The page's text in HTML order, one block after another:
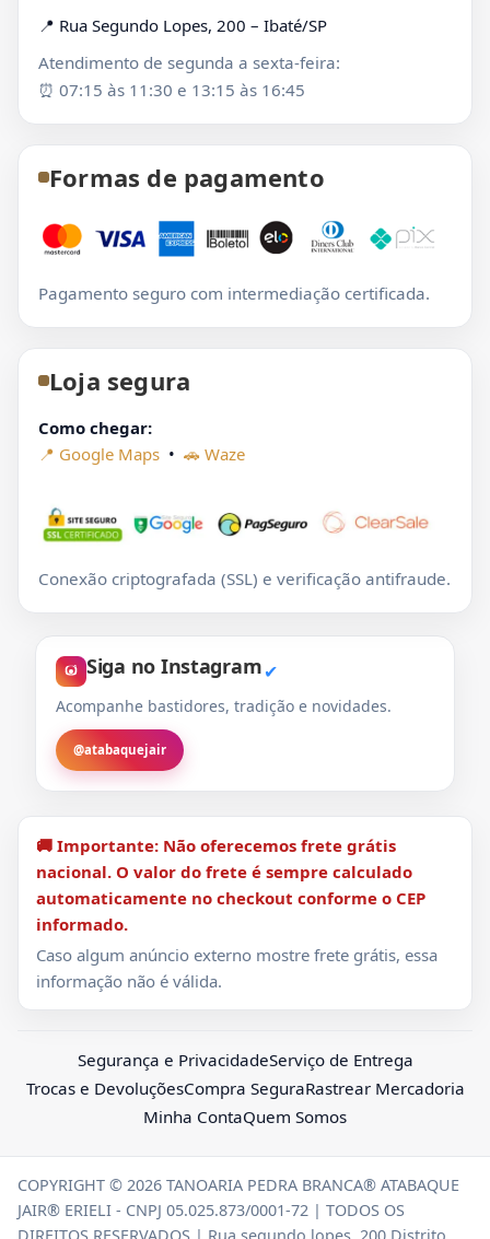
📍 Rua Segundo Lopes, 200 – Ibaté/SP
Atendimento de segunda a sexta-feira:
⏰ 07:15 às 11:30 e 13:15 às 16:45
Formas de pagamento
Pagamento seguro com intermediação certificada.
Loja segura
Como chegar:
📍 Google Maps • 🚗 Waze
Conexão criptografada (SSL) e verificação antifraude.
Siga no Instagram✔
Acompanhe bastidores, tradição e novidades.
@atabaquejair
🚚 Importante: Não oferecemos frete grátis
nacional. O valor do frete é sempre calculado
automaticamente no checkout conforme o CEP
informado.
Caso algum anúncio externo mostre frete grátis, essa
informação não é válida.
Segurança e PrivacidadeServiço de Entrega
Trocas e DevoluçõesCompra SeguraRastrear Mercadoria
Minha ContaQuem Somos
COPYRIGHT © 2026 TANOARIA PEDRA BRANCA® ATABAQUE
JAIR® ERIELI - CNPJ 05.025.873/0001-72 | TODOS OS